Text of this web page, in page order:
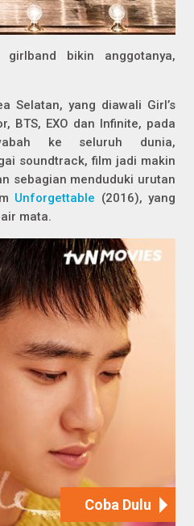
girlband bikin anggotanya,
Selatan, yang diawali Girl’s
BTS, EXO dan Infinite, pada
ke seluruh dunia,
soundtrack, film jadi makin
sebagian menduduki urutan
Unforgettable (2016), yang
mata.